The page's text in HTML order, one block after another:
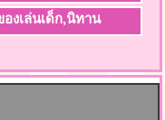
องเล่นเด็ก,นิทาน